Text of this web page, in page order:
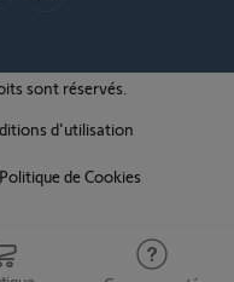
sont réservés.
d'utilisation
Politique de Cookies